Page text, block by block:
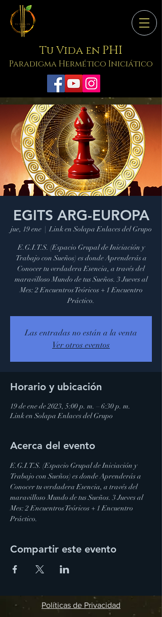
Tu Vida en PHI
Paradigma Hermético Iniciático
EGITS ARG-EUROPA
jue, 19 ene
  |
Link en Solapa Enlaces del Grupo
E.G.I.T.S. (Espacio Grupal de Iniciación y
Trabajo con Sueños) es donde Aprenderás a
Conocer tu verdadera Esencia, a través del
maravilloso Mundo de tus Sueños. 3 Jueves al
Mes: 2 Encuentros Teóricos + 1 Encuentro
Práctico.
Las entradas no están a la venta
Ver otros eventos
Horario y ubicación
19 de ene de 2023, 5:00 p. m. – 6:30 p. m.
Link en Solapa Enlaces del Grupo
Acerca del evento
E.G.I.T.S. (Espacio Grupal de Iniciación y
Trabajo con Sueños) es donde Aprenderás a
Conocer tu verdadera Esencia, a través del
maravilloso Mundo de tus Sueños. 3 Jueves al
Mes: 2 Encuentros Teóricos + 1 Encuentro
Práctico.
Compartir este evento
Políticas de Privacidad